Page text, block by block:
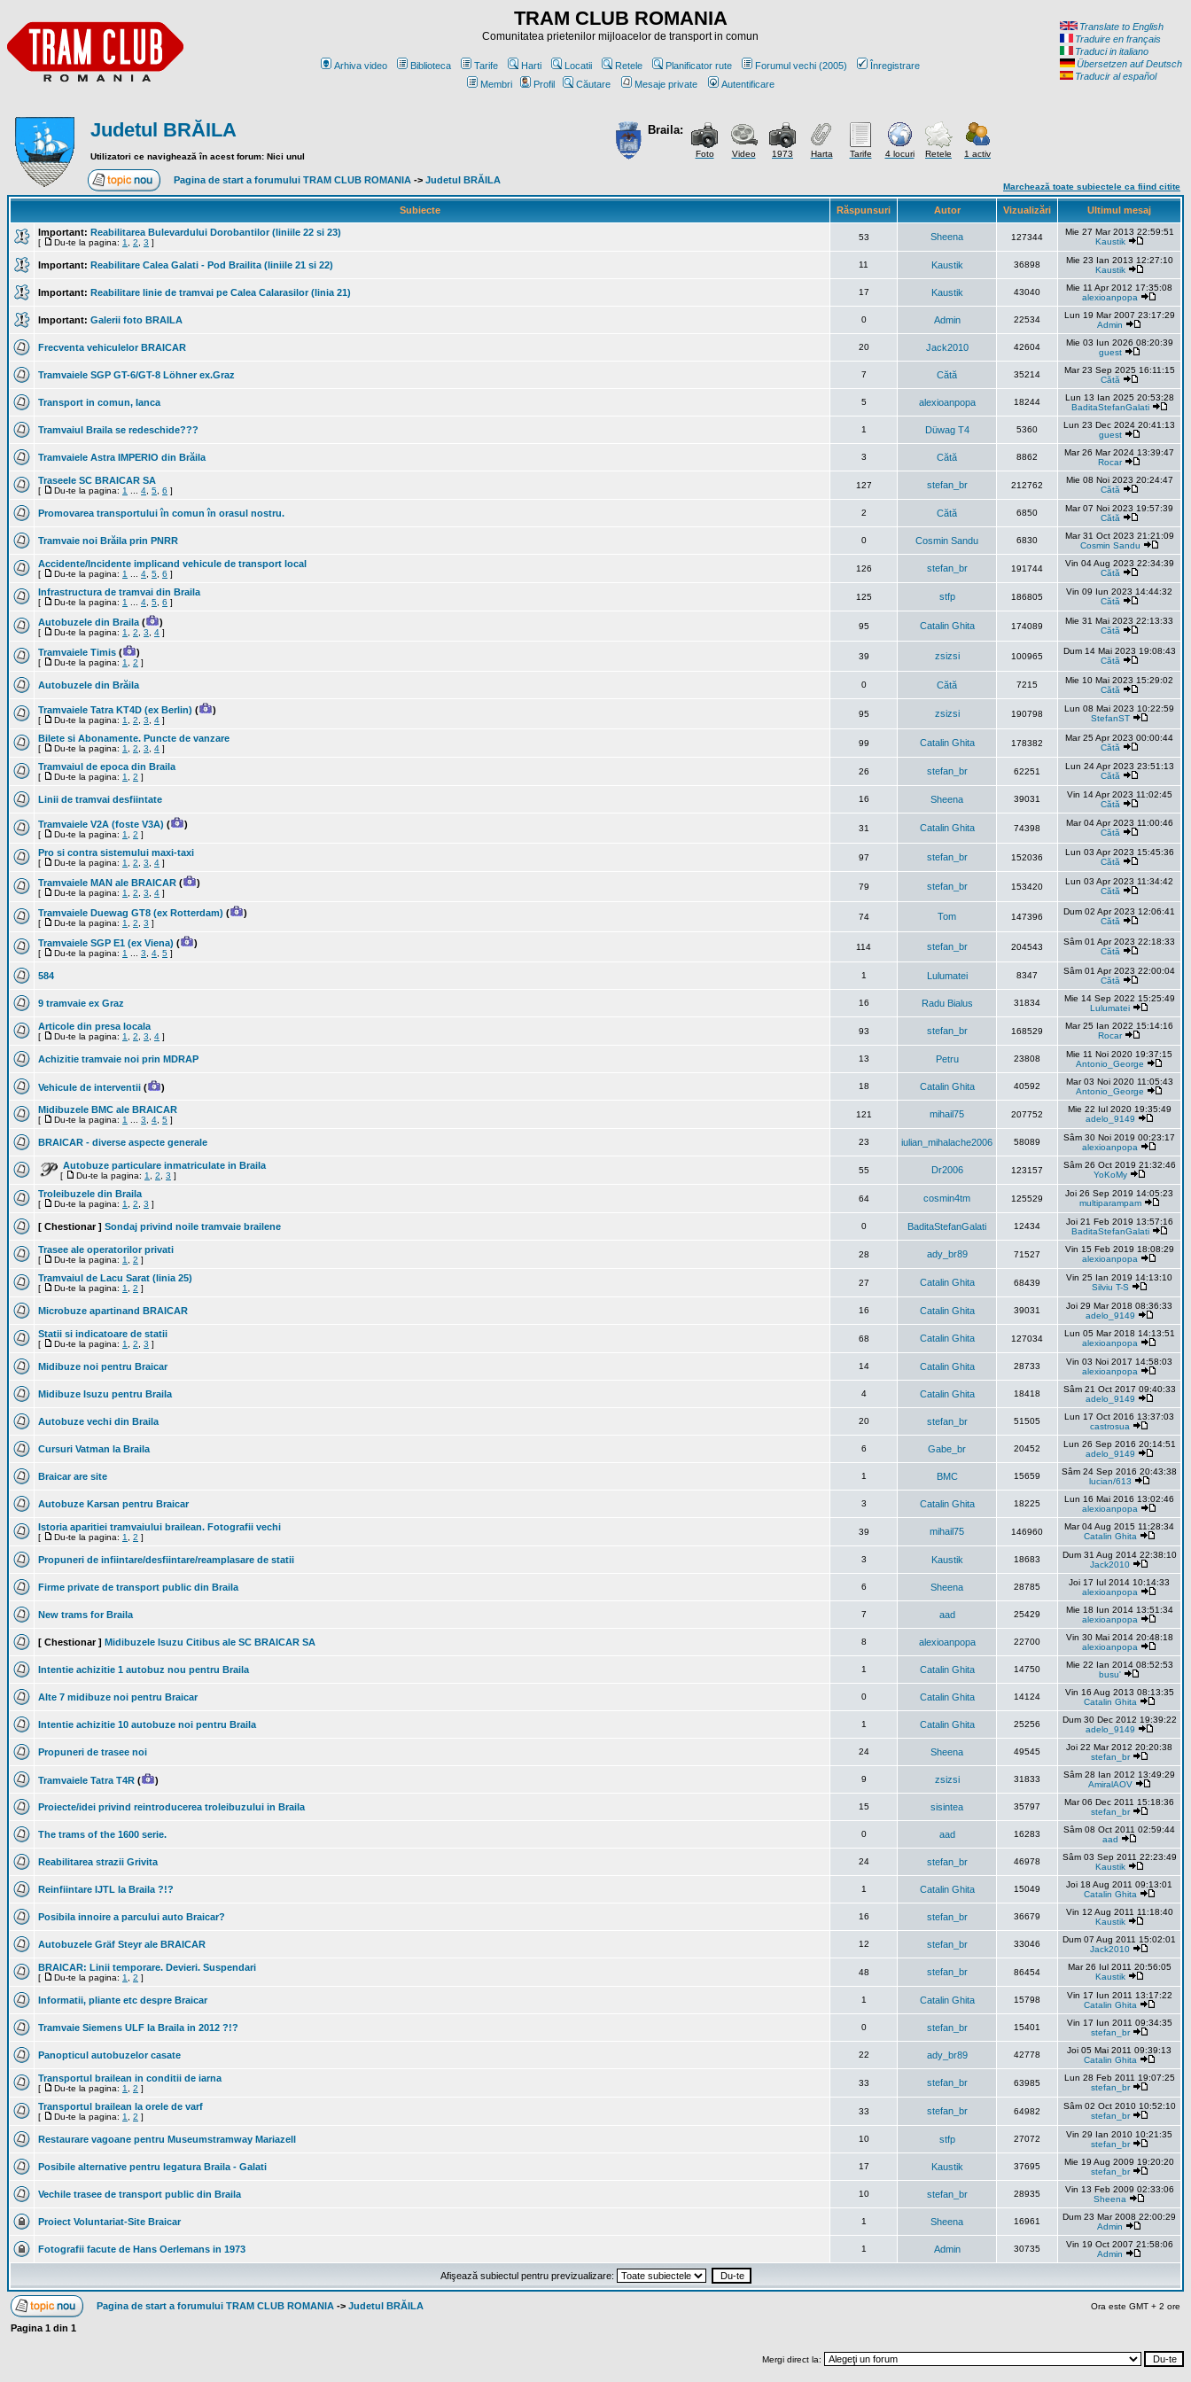
TRAM CLUB ROMANIA
Comunitatea prietenilor mijloacelor de transport in comun
Arhiva video Biblioteca Tarife Harti Locatii Retele Planificator rute Forumul vechi (2005)
Înregistrare
Membri
Profil Căutare Mesaje private Autentificare
Translate to English
Traduire en français
Traduci in italiano
Übersetzen auf Deutsch
Traducir al español
Judetul BRĂILA
Utilizatori ce navighează în acest forum: Nici unul
Braila:
Foto Video 1973 Harta Tarife 4 locuri Retele 1 activ
Pagina de start a forumului TRAM CLUB ROMANIA -> Judetul BRĂILA
Marchează toate subiectele ca fiind citite
Subiecte Răspunsuri Autor Vizualizări Ultimul mesaj
Important: Reabilitarea Bulevardului Dorobantilor (liniile 22 si 23)
[ Du-te la pagina: 1 2 3 ]
53 Sheena 127344
Mie 27 Mar 2013 22:59:51
Kaustik
Important: Reabilitare Calea Galati - Pod Brailita (liniile 21 si 22) 11 Kaustik 36898
Mie 23 Ian 2013 12:27:10
Kaustik
Important: Reabilitare linie de tramvai pe Calea Calarasilor (linia 21) 17 Kaustik 43040
Mie 11 Apr 2012 17:35:08
alexioanpopa
Important: Galerii foto BRAILA 0 Admin 22534
Lun 19 Mar 2007 23:17:29
Admin
Frecventa vehiculelor BRAICAR 20 Jack2010 42604
Mie 03 Iun 2026 08:20:39
guest
Tramvaiele SGP GT-6/GT-8 Löhner ex.Graz 7 Cătă 35214
Mar 23 Sep 2025 16:11:15
Cătă
Transport in comun, Ianca 5 alexioanpopa 18244
Lun 13 Ian 2025 20:53:28
BaditaStefanGalati
Tramvaiul Braila se redeschide??? 1 Düwag T4 5360
Lun 23 Dec 2024 20:41:13
guest
Tramvaiele Astra IMPERIO din Brăila 3 Cătă 8862
Mar 26 Mar 2024 13:39:47
Rocar
Traseele SC BRAICAR SA
[ Du-te la pagina: 1 4 5 6 ]
127 stefan_br 212762
Mie 08 Noi 2023 20:24:47
Cătă
Promovarea transportului în comun în orasul nostru. 2 Cătă 6850
Mar 07 Noi 2023 19:57:39
Cătă
Tramvaie noi Brăila prin PNRR 0 Cosmin Sandu 6830
Mar 31 Oct 2023 21:21:09
Cosmin Sandu
Accidente/Incidente implicand vehicule de transport local
[ Du-te la pagina: 1 4 5 6 ]
126 stefan_br 191744
Vin 04 Aug 2023 22:34:39
Cătă
Infrastructura de tramvai din Braila
[ Du-te la pagina: 1 4 5 6 ]
125 stfp 186805
Vin 09 Iun 2023 14:44:32
Cătă
Autobuzele din Braila ( )
[ Du-te la pagina: 1 2 3 4 ]
95 Catalin Ghita 174089
Mie 31 Mai 2023 22:13:33
Cătă
Tramvaiele Timis ( )
[ Du-te la pagina: 1 2 ]
39 zsizsi 100965
Dum 14 Mai 2023 19:08:43
Cătă
Autobuzele din Brăila 0 Cătă 7215
Mie 10 Mai 2023 15:29:02
Cătă
Tramvaiele Tatra KT4D (ex Berlin) ( )
[ Du-te la pagina: 1 2 3 4 ]
95 zsizsi 190798
Lun 08 Mai 2023 10:22:59
StefanST
Bilete si Abonamente. Puncte de vanzare
[ Du-te la pagina: 1 2 3 4 ]
99 Catalin Ghita 178382
Mar 25 Apr 2023 00:00:44
Cătă
Tramvaiul de epoca din Braila
[ Du-te la pagina: 1 2 ]
26 stefan_br 62251
Lun 24 Apr 2023 23:51:13
Cătă
Linii de tramvai desfiintate 16 Sheena 39031
Vin 14 Apr 2023 11:02:45
Cătă
Tramvaiele V2A (foste V3A) ( )
[ Du-te la pagina: 1 2 ]
31 Catalin Ghita 74398
Mar 04 Apr 2023 11:00:46
Cătă
Pro si contra sistemului maxi-taxi
[ Du-te la pagina: 1 2 3 4 ]
97 stefan_br 152036
Lun 03 Apr 2023 15:45:36
Cătă
Tramvaiele MAN ale BRAICAR ( )
[ Du-te la pagina: 1 2 3 4 ]
79 stefan_br 153420
Lun 03 Apr 2023 11:34:42
Cătă
Tramvaiele Duewag GT8 (ex Rotterdam) ( )
[ Du-te la pagina: 1 2 3 ]
74 Tom 147396
Dum 02 Apr 2023 12:06:41
Cătă
Tramvaiele SGP E1 (ex Viena) ( )
[ Du-te la pagina: 1 3 4 5 ]
114 stefan_br 204543
Sâm 01 Apr 2023 22:18:33
Cătă
584 1 Lulumatei 8347
Sâm 01 Apr 2023 22:00:04
Cătă
9 tramvaie ex Graz 16 Radu Bialus 31834
Mie 14 Sep 2022 15:25:49
Lulumatei
Articole din presa locala
[ Du-te la pagina: 1 2 3 4 ]
93 stefan_br 168529
Mar 25 Ian 2022 15:14:16
Rocar
Achizitie tramvaie noi prin MDRAP 13 Petru 23808
Mie 11 Noi 2020 19:37:15
Antonio_George
Vehicule de interventii ( ) 18 Catalin Ghita 40592
Mar 03 Noi 2020 11:05:43
Antonio_George
Midibuzele BMC ale BRAICAR
[ Du-te la pagina: 1 3 4 5 ]
121 mihail75 207752
Mie 22 Iul 2020 19:35:49
adelo_9149
BRAICAR - diverse aspecte generale 23 iulian_mihalache2006 58089
Sâm 30 Noi 2019 00:23:17
alexioanpopa
Autobuze particulare inmatriculate in Braila
[ Du-te la pagina: 1 2 3 ]
55 Dr2006 123157
Sâm 26 Oct 2019 21:32:46
YoKoMy
Troleibuzele din Braila
[ Du-te la pagina: 1 2 3 ]
64 cosmin4tm 125529
Joi 26 Sep 2019 14:05:23
multiparampam
[ Chestionar ] Sondaj privind noile tramvaie brailene 0 BaditaStefanGalati 12434
Joi 21 Feb 2019 13:57:16
BaditaStefanGalati
Trasee ale operatorilor privati
[ Du-te la pagina: 1 2 ]
28 ady_br89 71527
Vin 15 Feb 2019 18:08:29
alexioanpopa
Tramvaiul de Lacu Sarat (linia 25)
[ Du-te la pagina: 1 2 ]
27 Catalin Ghita 68439
Vin 25 Ian 2019 14:13:10
Silviu T-S
Microbuze apartinand BRAICAR 16 Catalin Ghita 39031
Joi 29 Mar 2018 08:36:33
adelo_9149
Statii si indicatoare de statii
[ Du-te la pagina: 1 2 3 ]
68 Catalin Ghita 127034
Lun 05 Mar 2018 14:13:51
alexioanpopa
Midibuze noi pentru Braicar 14 Catalin Ghita 28733
Vin 03 Noi 2017 14:58:03
alexioanpopa
Midibuze Isuzu pentru Braila 4 Catalin Ghita 18418
Sâm 21 Oct 2017 09:40:33
adelo_9149
Autobuze vechi din Braila 20 stefan_br 51505
Lun 17 Oct 2016 13:37:03
castrosua
Cursuri Vatman la Braila 6 Gabe_br 20452
Lun 26 Sep 2016 20:14:51
adelo_9149
Braicar are site 1 BMC 15659
Sâm 24 Sep 2016 20:43:38
lucian/613
Autobuze Karsan pentru Braicar 3 Catalin Ghita 18225
Lun 16 Mai 2016 13:02:46
alexioanpopa
Istoria aparitiei tramvaiului brailean. Fotografii vechi
[ Du-te la pagina: 1 2 ]
39 mihail75 146960
Mar 04 Aug 2015 11:28:34
Catalin Ghita
Propuneri de infiintare/desfiintare/reamplasare de statii 3 Kaustik 18683
Dum 31 Aug 2014 22:38:10
Jack2010
Firme private de transport public din Braila 6 Sheena 28785
Joi 17 Iul 2014 10:14:33
alexioanpopa
New trams for Braila 7 aad 25429
Mie 18 Iun 2014 13:51:34
alexioanpopa
[ Chestionar ] Midibuzele Isuzu Citibus ale SC BRAICAR SA 8 alexioanpopa 22700
Vin 30 Mai 2014 20:48:18
alexioanpopa
Intentie achizitie 1 autobuz nou pentru Braila 1 Catalin Ghita 14750
Mie 22 Ian 2014 08:52:53
busu'
Alte 7 midibuze noi pentru Braicar 0 Catalin Ghita 14124
Vin 16 Aug 2013 08:13:35
Catalin Ghita
Intentie achizitie 10 autobuze noi pentru Braila 1 Catalin Ghita 25256
Dum 30 Dec 2012 19:39:22
adelo_9149
Propuneri de trasee noi 24 Sheena 49545
Joi 22 Mar 2012 20:20:38
stefan_br
Tramvaiele Tatra T4R ( ) 9 zsizsi 31833
Sâm 28 Ian 2012 13:49:29
AmiralAOV
Proiecte/idei privind reintroducerea troleibuzului in Braila 15 sisintea 35797
Mar 06 Dec 2011 15:18:36
stefan_br
The trams of the 1600 serie. 0 aad 16283
Sâm 08 Oct 2011 02:59:44
aad
Reabilitarea strazii Grivita 24 stefan_br 46978
Sâm 03 Sep 2011 22:23:49
Kaustik
Reinfiintare IJTL la Braila ?!? 1 Catalin Ghita 15049
Joi 18 Aug 2011 09:13:01
Catalin Ghita
Posibila innoire a parcului auto Braicar? 16 stefan_br 36679
Vin 12 Aug 2011 11:18:40
Kaustik
Autobuzele Gräf Steyr ale BRAICAR 12 stefan_br 33046
Dum 07 Aug 2011 15:02:01
Jack2010
BRAICAR: Linii temporare. Devieri. Suspendari
[ Du-te la pagina: 1 2 ]
48 stefan_br 86454
Mar 26 Iul 2011 20:56:05
Kaustik
Informatii, pliante etc despre Braicar 1 Catalin Ghita 15798
Vin 17 Iun 2011 13:17:22
Catalin Ghita
Tramvaie Siemens ULF la Braila in 2012 ?!? 0 stefan_br 15401
Vin 17 Iun 2011 09:34:35
stefan_br
Panopticul autobuzelor casate 22 ady_br89 42778
Joi 05 Mai 2011 09:39:13
Catalin Ghita
Transportul brailean in conditii de iarna
[ Du-te la pagina: 1 2 ]
33 stefan_br 63985
Lun 28 Feb 2011 19:07:25
stefan_br
Transportul brailean la orele de varf
[ Du-te la pagina: 1 2 ]
33 stefan_br 64982
Sâm 02 Oct 2010 10:52:10
stefan_br
Restaurare vagoane pentru Museumstramway Mariazell 10 stfp 27072
Vin 29 Ian 2010 10:21:35
stefan_br
Posibile alternative pentru legatura Braila - Galati 17 Kaustik 37695
Mie 19 Aug 2009 19:20:20
stefan_br
Vechile trasee de transport public din Braila 10 stefan_br 28935
Vin 13 Feb 2009 02:33:06
Sheena
Proiect Voluntariat-Site Braicar 1 Sheena 16961
Dum 23 Mar 2008 22:00:29
Admin
Fotografii facute de Hans Oerlemans in 1973 1 Admin 30735
Vin 19 Oct 2007 21:58:06
Admin
Afişează subiectul pentru previzualizare:
Pagina de start a forumului TRAM CLUB ROMANIA -> Judetul BRĂILA Ora este GMT + 2 ore
Pagina 1 din 1
Mergi direct la: